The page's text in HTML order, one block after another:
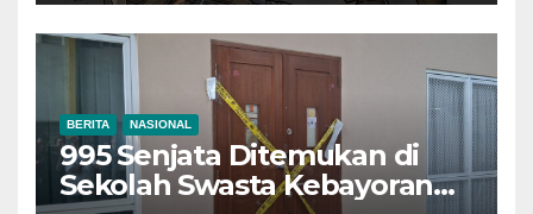
BERITA NASIONAL
995 Senjata Ditemukan di
Sekolah Swasta Kebayoran